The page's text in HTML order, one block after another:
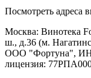
Посмотреть адреса
Москва: Винотека
ш., д.36 (м.
ООО "Фортуна",
лицензия: